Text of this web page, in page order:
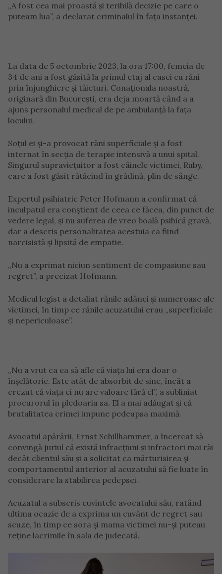
„A fost cea mai proastă și teribilă decizie pe care o
puteam lua”, a declarat criminalul în fața instanței.
La data de 5 octombrie 2023, la ora 17:00, femeia de
34 de ani a fost găsită la primul etaj al casei cu răni
prin înjunghiere și tăieturi. Conaționala noastră,
originară din București, era deja moartă când a a
ajuns personalul medical de pe ambulanță la fața
locului.
Soțul ei și-a provocat răni superficiale și a fost
internat în secția de terapie intensivă a unui spital.
Singurul supraviețuitor a fost câinele victimei, Ruby,
care a fost găsit rătăcind în grădină, plin de sânge.
Expertul psihiatric Peter Hofmann a confirmat că
inculpatul era conștient de ceea ce făcea, din punct de
vedere legal, și nu suferea de vreo boală psihică gravă,
dar a descris personalitatea acestuia ca fiind
narcisistă și lipsită de empatie.
„Nu a exprimat niciun sentiment de compasiune sau
regret”, a precizat Hofmann.
Medicul legist a detaliat rănile adânci și numeroase ale
victimei, în timp ce rănile acuzatului erau „superficiale
și nepericuloase”.
„Nu a vrut ca ea să afle că viața lui era doar o
înșelătorie. Este atât de absorbit de sine, încât a
crezut că viața ei nu are valoare fără el”, a subliniat
procurorul în pledoaria sa. El a mai adăugat și că
brutalitatea crimei impune pedeapsa maximă.
Avocatul apărării, Ernst Schillhammer, a încercat să
convingă juriul că există infracțiuni și infractori mai răi
decât clientul său și a solicitat ca mărturisirea și
comportamentul anterior al acuzatului să fie luate în
considerare la stabilirea pedepsei.
Acuzatul a subscris cuvintele avocatului său, ratând
ultima ocazie de a exprima un cuvânt de regret sau
scuze, în timp ce sora și mama victimei nu-și puteau
reține lacrimile în sala de judecată.